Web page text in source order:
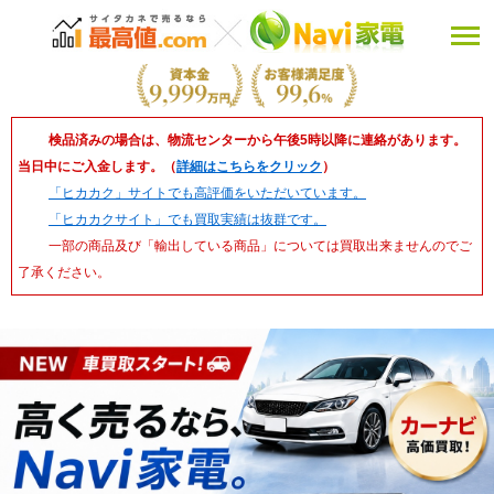
検品済みの場合は、物流センターから午後5時以降に連絡があります。
当日中にご入金します。（詳細はこちらをクリック ）
「ヒカカク」サイトでも高評価をいただいています。
「ヒカカクサイト」でも買取実績は抜群です。
一部の商品及び「輸出している商品」については買取出来ませんのでご
了承ください。